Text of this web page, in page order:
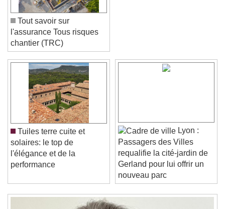
Video Player is loading.
Play Video
Play
Skip Backward
Unmute
Current Time0:00
/
Duration -:-
Loaded
Seek to live, currently behind liveLIVE
Remaining Time-0:00
Tout savoir sur
l'assurance Tous risques
chantier (TRC)
Tuiles terre cuite et
solaires: le top de
l'élégance et de la
Lyon :
Passagers des Villes
requalifie la cité-jardin de
Gerland pour lui offrir un
nouveau parc